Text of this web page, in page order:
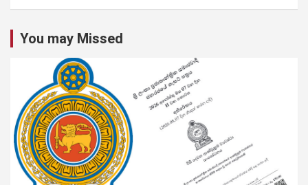
You may Missed